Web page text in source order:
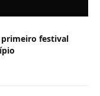
primeiro festival